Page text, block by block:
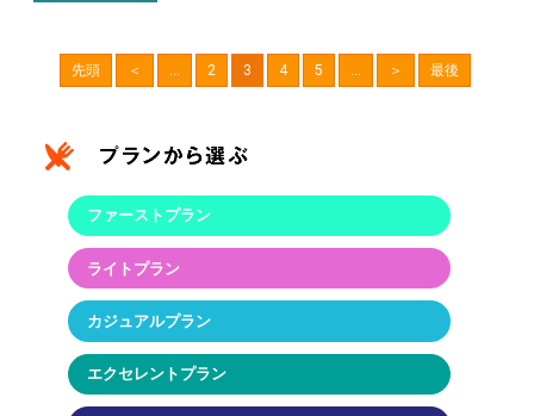
先頭 ＜ ... 2 3 4 5 ... ＞ 最後
ファーストプラン
ライトプラン
カジュアルプラン
エクセレントプラン